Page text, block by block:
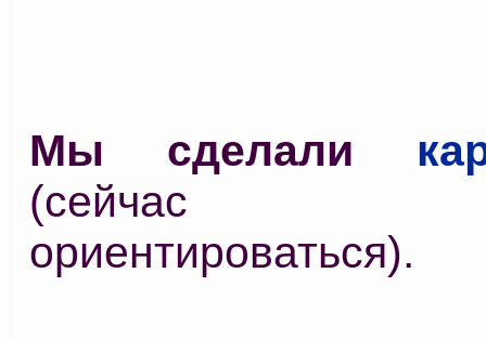
Мы сделали
(сейчас
ориентироваться).